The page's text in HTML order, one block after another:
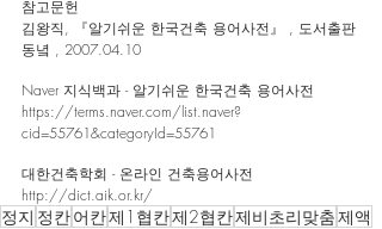
참고문헌
김왕직, 『알기쉬운 한국건축 용어사전』 , 도서출판
동녘 , 2007.04.10
Naver 지식백과 - 알기쉬운 한국건축 용어사전
https://terms.naver.com/list.naver?
cid=55761&categoryId=55761
대한건축학회 - 온라인 건축용어사전
http://dict.aik.or.kr/
정지 정칸어칸제1협칸제2협칸제비초리맞춤제액